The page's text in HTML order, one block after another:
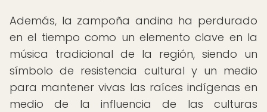
Además, la zampoña andina ha perdurado
en el tiempo como un elemento clave en la
música tradicional de la región, siendo un
símbolo de resistencia cultural y un medio
para mantener vivas las raíces indígenas en
medio de la influencia de las culturas